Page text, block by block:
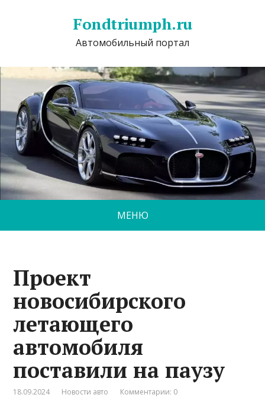
Fondtriumph.ru
Автомобильный портал
МЕНЮ
Проект
новосибирского
летающего
автомобиля
поставили на паузу
18.09.2024 Новости авто Комментарии: 0